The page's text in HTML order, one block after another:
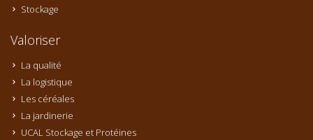
Stockage
Valoriser
La qualité
La logistique
Les céréales
La jardinerie
UCAL Stockage et Protéines